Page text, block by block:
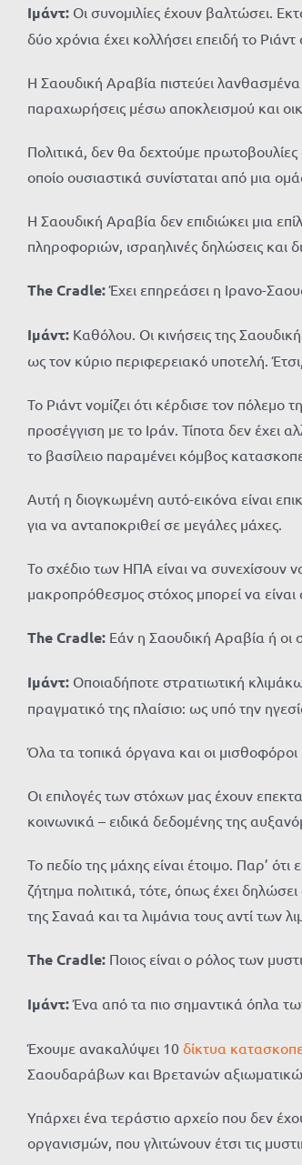
Ιμάντ: Οι συνομιλίες έχουν βαλτώσει.
δύο χρόνια έχει κολλήσει επειδή το
Η Σαουδική Αραβία πιστεύει λανθασμένα
παραχωρήσεις μέσω αποκλεισμού και
Πολιτικά, δεν θα δεχτούμε
οποίο ουσιαστικά συνίσταται από μια
Η Σαουδική Αραβία δεν επιδιώκει μια
πληροφοριών, ισραηλινές δηλώσεις και
The Cradle:Έχει επηρεάσει η Ιρανο-
Ιμάντ: Καθόλου. Οι κινήσεις της
ως τον κύριο περιφερειακό υποτελή.
Το Ριάντ νομίζει ότι κέρδισε τον
προσέγγιση με το Ιράν. Τίποτα δεν έχει
το βασίλειο παραμένει κόμβος
Αυτή η διογκωμένη αυτό-εικόνα είναι
για να ανταποκριθεί σε μεγάλες μάχες.
Το σχέδιο των ΗΠΑ είναι να συνεχίσουν
μακροπρόθεσμος στόχος μπορεί να
The Cradle: Εάν η Σαουδική Αραβία ή οι
Ιμάντ: Οποιαδήποτε στρατιωτική
πραγματικό της πλαίσιο: ως υπό την
Όλα τα τοπικά όργανα και οι
Οι επιλογές των στόχων μας έχουν
κοινωνικά – ειδικά δεδομένης της
Το πεδίο της μάχης είναι έτοιμο. Παρ’
ζήτημα πολιτικά, τότε, όπως έχει
της Σαναά και τα λιμάνια τους αντί των
The Cradle: Ποιος είναι ο ρόλος των
Ιμάντ:Ένα από τα πιο σημαντικά όπλα
Έχουμε ανακαλύψει 10 δίκτυα
Σαουδαράβων και Βρετανών
Υπάρχει ένα τεράστιο αρχείο που δεν
οργανισμών, που γλιτώνουν έτσι τις